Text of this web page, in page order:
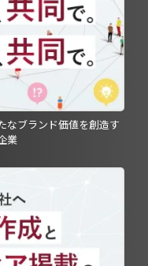
なブランド価値を創造す
業